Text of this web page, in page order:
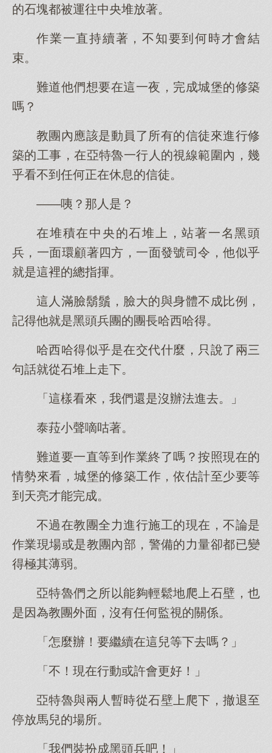
的石塊都被運往中央堆放著。
作業一直持續著，不知要到何時才會結
束。
難道他們想要在這一夜，完成城堡的修築
嗎？
教團內應該是動員了所有的信徒來進行修
築的工事，在亞特魯一行人的視線範圍內，幾
乎看不到任何正在休息的信徒。
——咦？那人是？
在堆積在中央的石堆上，站著一名黑頭
兵，一面環顧著四方，一面發號司令，他似乎
就是這裡的總指揮。
這人滿臉鬍鬚，臉大的與身體不成比例，
記得他就是黑頭兵團的團長哈西哈得。
哈西哈得似乎是在交代什麼，只說了兩三
句話就從石堆上走下。
「這樣看來，我們還是沒辦法進去。」
泰菈小聲嘀咕著。
難道要一直等到作業終了嗎？按照現在的
情勢來看，城堡的修築工作，依估計至少要等
到天亮才能完成。
不過在教團全力進行施工的現在，不論是
作業現場或是教團內部，警備的力量卻都已變
得極其薄弱。
亞特魯們之所以能夠輕鬆地爬上石壁，也
是因為教團外面，沒有任何監視的關係。
「怎麼辦！要繼續在這兒等下去嗎？」
「不！現在行動或許會更好！」
亞特魯與兩人暫時從石壁上爬下，撤退至
停放馬兒的場所。
「我們裝扮成黑頭兵吧！」